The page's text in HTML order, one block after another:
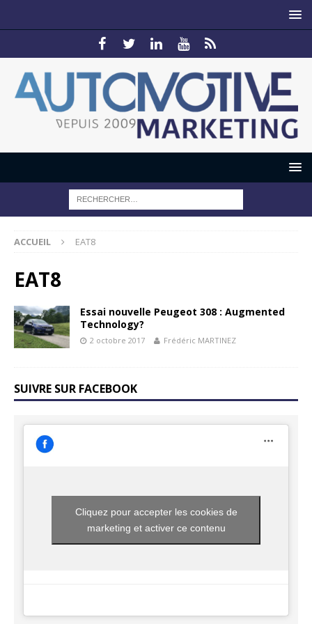
ACCUEIL EAT8
EAT8
Essai nouvelle Peugeot 308 : Augmented
Technology?
2 octobre 2017 Frédéric MARTINEZ
SUIVRE SUR FACEBOOK
Cliquez pour accepter les cookies de
marketing et activer ce contenu